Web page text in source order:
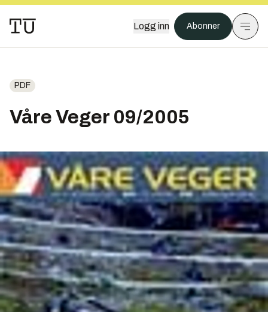
Logg inn Abonner
PDF
Våre Veger 09/2005